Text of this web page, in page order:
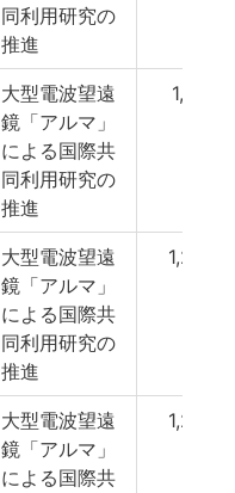
同利用研究の
推進
大型電波望遠
鏡「アルマ」
による国際共
同利用研究の
推進
1,412
大型電波望遠
鏡「アルマ」
による国際共
同利用研究の
推進
1,269
大型電波望遠
鏡「アルマ」
による国際共
1,262